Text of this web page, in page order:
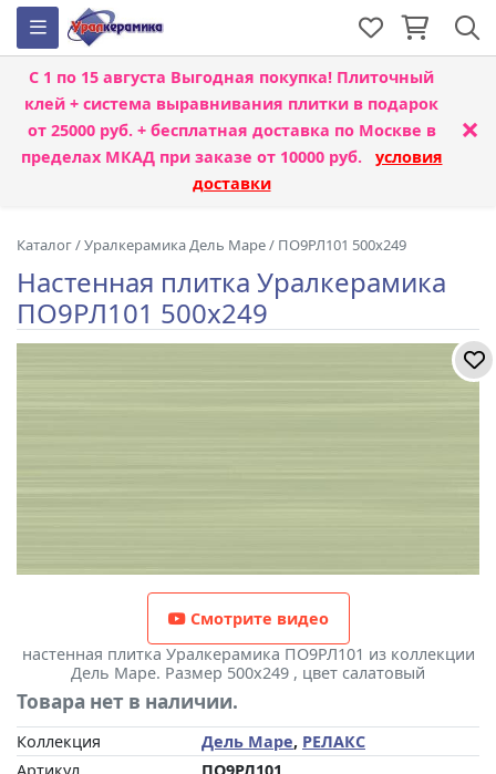
С 1 по 15 августа Выгодная покупка! Плиточный
клей + система выравнивания плитки в подарок
от 25000 руб. + бесплатная доставка по Москве в
пределах МКАД при заказе от 10000 руб. условия
доставки
×
Каталог/Уралкерамика Дель Маре/ ПО9РЛ101 500x249
Настенная плитка Уралкерамика
ПО9РЛ101 500x249
Смотрите видео
настенная плитка Уралкерамика ПО9РЛ101 из коллекции
Дель Маре. Размер 500x249 , цвет салатовый
Товара нет в наличии.
Коллекция Дель Маре, РЕЛАКС